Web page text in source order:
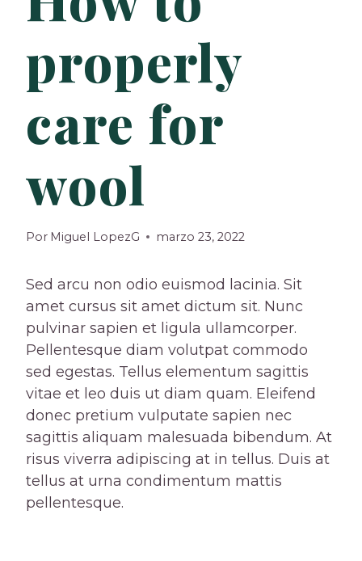
properly
care for
wool
Por Miguel LopezG marzo 23, 2022
Sed arcu non odio euismod lacinia. Sit
amet cursus sit amet dictum sit. Nunc
pulvinar sapien et ligula ullamcorper.
Pellentesque diam volutpat commodo
sed egestas. Tellus elementum sagittis
vitae et leo duis ut diam quam. Eleifend
donec pretium vulputate sapien nec
sagittis aliquam malesuada bibendum. At
risus viverra adipiscing at in tellus. Duis at
tellus at urna condimentum mattis
pellentesque.